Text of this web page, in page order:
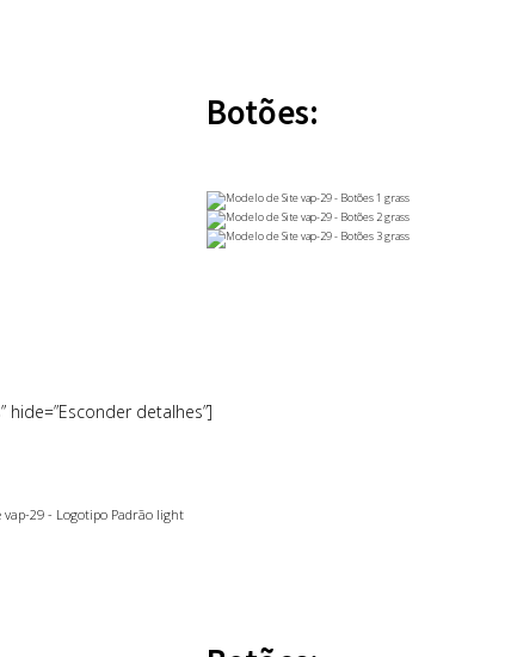
Botões:
hide=”Esconder detalhes”]